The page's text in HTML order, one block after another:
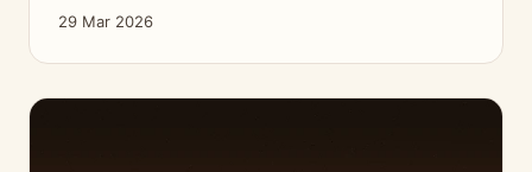
29 Mar 2026